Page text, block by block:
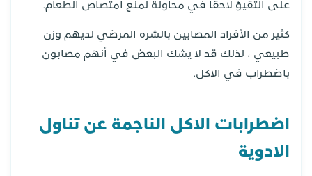
على التقيؤ لاحقًا في محاولة لمنع امتصاص الطعام.
كثير من الأفراد المصابين بالشره المرضي لديهم وزن
طبيعي ، لذلك قد لا يشك البعض في أنهم مصابون
باضطراب في الاكل.
اضطرابات الاكل الناجمة عن تناول
الادوية